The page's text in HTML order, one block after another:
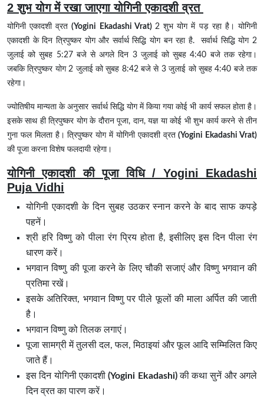
2 शुभ योग में रखा जाएगा योगिनी एकादशी व्रत
योगिनी एकादशी व्रत(Yogini Ekadashi Vrat) 2 शुभ योग में पड़ रहा है। योगिनी
एकादशी के दिन त्रिपुष्कर योग और सर्वार्थ सिद्धि योग बन रहा है. सर्वार्थ सिद्धि योग 2
जुलाई को सुबह 5:27 बजे से अगले दिन 3 जुलाई को सुबह 4:40 बजे तक रहेगा।
जबकि त्रिपुष्कर योग 2 जुलाई को सुबह 8:42 बजे से 3 जुलाई को सुबह 4:40 बजे तक
रहेगा।
ज्योतिषीय मान्यता के अनुसार सर्वार्थ सिद्धि योग में किया गया कोई भी कार्य सफल होता है।
इसके साथ ही त्रिपुष्कर योग के दौरान पूजा, दान, यज्ञ या कोई भी शुभ कार्य करने से तीन
गुना फल मिलता है। त्रिपुष्कर योग में योगिनी एकादशी व्रत(Yogini Ekadashi Vrat)
की पूजा करना विशेष फलदायी रहेगा।
योगिनी एकादशी की पूजा विधि / Yogini Ekadashi
Puja Vidhi
योगिनी एकादशी के दिन सुबह उठकर स्नान करने के बाद साफ कपड़े
पहनें।
श्री हरि विष्णु को पीला रंग प्रिय होता है, इसीलिए इस दिन पीला रंग
धारण करें।
भगवान विष्णु की पूजा करने के लिए चौकी सजाएं और विष्णु भगवान की
प्रतिमा रखें।
इसके अतिरिक्त, भगवान विष्णु पर पीले फूलों की माला अर्पित की जाती
है।
भगवान विष्णु को तिलक लगाएं।
पूजा सामग्री में तुलसी दल, फल, मिठाइयां और फूल आदि सम्मिलित किए
जाते हैं।
इस दिन योगिनी एकादशी(Yogini Ekadashi)की कथा सुनें और अगले
दिन व्रत का पारण करें।